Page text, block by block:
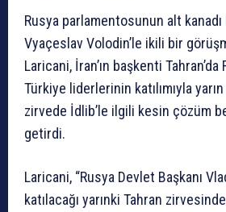
Rusya parlamentosunun alt kanadı
Vyaçeslav Volodin’le ikili bir
Laricani, İran’ın başkenti Tahran’da
Türkiye liderlerinin katılımıyla
zirvede İdlib’le ilgili kesin çözüm
getirdi.
Laricani, “Rusya Devlet Başkanı
katılacağı yarınki Tahran